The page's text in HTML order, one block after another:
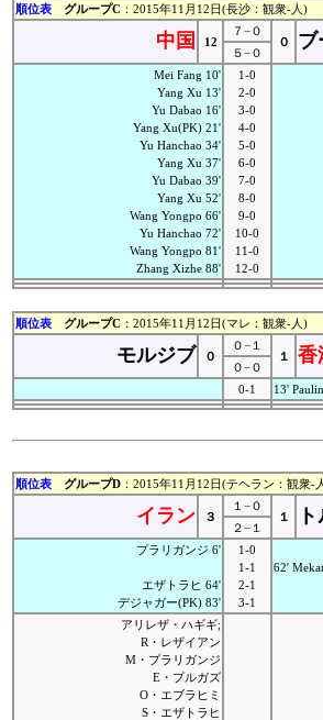
順位表 グループC ：2015年11月12日(長沙：観衆-人)
中国 12
７−０
０
ブ
５−０
Mei Fang 10'
Yang Xu 13'
Yu Dabao 16'
Yang Xu(PK) 21'
Yu Hanchao 34'
Yang Xu 37'
Yu Dabao 39'
Yang Xu 52'
Wang Yongpo 66'
Yu Hanchao 72'
Wang Yongpo 81'
Zhang Xizhe 88'
1-0
2-0
3-0
4-0
5-0
6-0
7-0
8-0
9-0
10-0
11-0
12-0
順位表 グループC ：2015年11月12日(マレ：観衆-人)
モルジブ ０
０−１
１
香
０−０
0-1
13'
順位表 グループD ：2015年11月12日(テヘラン：観衆-
イラン ３
１−０
１
２−１
プラリガンジ 6'
エザトラヒ 64'
デジャガー(PK) 83'
1-0
1-1
2-1
3-1
62'
アリレザ・ハギギ;
R・レザイアン
M・プラリガンジ
E・プルガズ
O・エブラヒミ
S・エザトラヒ